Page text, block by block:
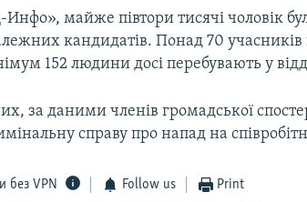
майже півтори тисячі чоловік
кандидатів. Понад 70 учасників
152 людини досі перебувають у
за даними членів громадської
справу про напад на
без VPN Follow us Print